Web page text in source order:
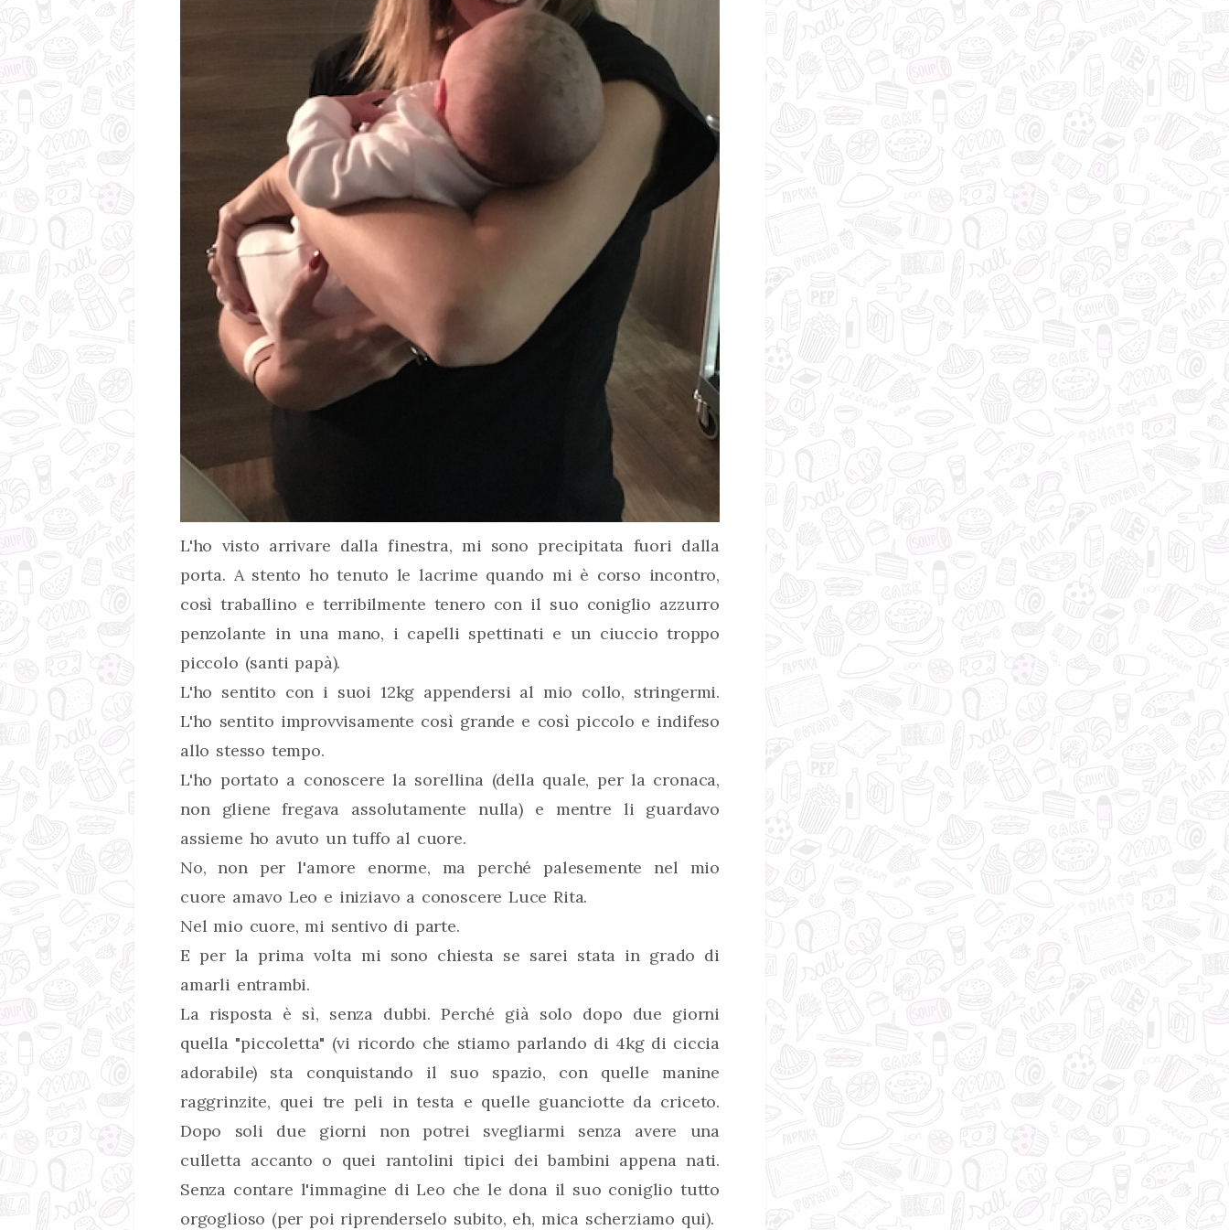
L'ho visto arrivare dalla finestra, mi sono precipitata fuori dalla
porta. A stento ho tenuto le lacrime quando mi è corso incontro,
così traballino e terribilmente tenero con il suo coniglio azzurro
penzolante in una mano, i capelli spettinati e un ciuccio troppo
piccolo (santi papà).
L'ho sentito con i suoi 12kg appendersi al mio collo, stringermi.
L'ho sentito improvvisamente così grande e così piccolo e indifeso
allo stesso tempo.
L'ho portato a conoscere la sorellina (della quale, per la cronaca,
non gliene fregava assolutamente nulla) e mentre li guardavo
assieme ho avuto un tuffo al cuore.
No, non per l'amore enorme, ma perché palesemente nel mio
cuore amavo Leo e iniziavo a conoscere Luce Rita.
Nel mio cuore, mi sentivo di parte.
E per la prima volta mi sono chiesta se sarei stata in grado di
amarli entrambi.
La risposta è sì, senza dubbi. Perché già solo dopo due giorni
quella "piccoletta" (vi ricordo che stiamo parlando di 4kg di ciccia
adorabile) sta conquistando il suo spazio, con quelle manine
raggrinzite, quei tre peli in testa e quelle guanciotte da criceto.
Dopo soli due giorni non potrei svegliarmi senza avere una
culletta accanto o quei rantolini tipici dei bambini appena nati.
Senza contare l'immagine di Leo che le dona il suo coniglio tutto
orgoglioso (per poi riprenderselo subito, eh, mica scherziamo qui).